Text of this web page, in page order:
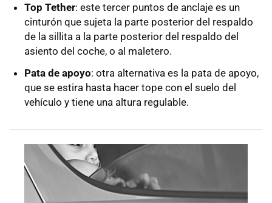
Top Tether: este tercer puntos de anclaje es un
cinturón que sujeta la parte posterior del respaldo
de la sillita a la parte posterior del respaldo del
asiento del coche, o al maletero.
Pata de apoyo: otra alternativa es la pata de apoyo,
que se estira hasta hacer tope con el suelo del
vehículo y tiene una altura regulable.